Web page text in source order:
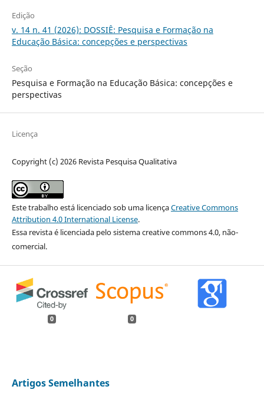
Edição
v. 14 n. 41 (2026): DOSSIÊ: Pesquisa e Formação na
Educação Básica: concepções e perspectivas
Seção
Pesquisa e Formação na Educação Básica: concepções e
perspectivas
Licença
Copyright (c) 2026 Revista Pesquisa Qualitativa
Este trabalho está licenciado sob uma licençaCreative Commons
Attribution 4.0 International License.
Essa revista é licenciada pelo sistema creative commons 4.0, não-
comercial.
0 0
Artigos Semelhantes